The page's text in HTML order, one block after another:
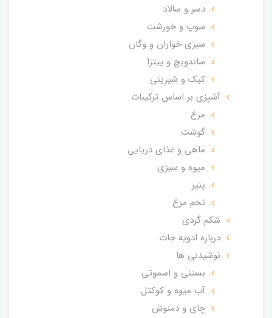
دسر و سالاد
سوپ و خورشت
سبزی خواران و وگان
ساندویچ و پیتزا
کیک و شیرینی
آشپزی بر اساس ترکیبات
مرغ
گوشت
ماهی و غذای دریایی
میوه و سبزی
پنیر
تخم مرغ
شکم گردی
درباره ادویه جات
نوشیدنی ها
بستنی و اسموتی
آب میوه و کوکتل
چای و دمنوش